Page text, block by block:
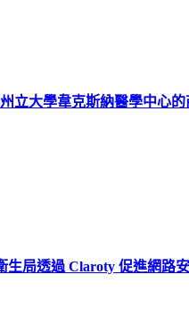
立大學韋克斯納醫學中心的
生局透過 Claroty 促進網路